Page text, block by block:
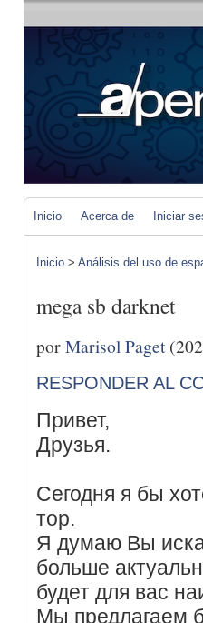
Inicio Acerca de Iniciar
Inicio > Análisis del uso de
mega sb darknet
porMarisol Paget
RESPONDER AL
Привет,
Друзья.
Сегодня я бы
тор.
Я думаю Вы
больше
будет для вас
Мы предлагаем